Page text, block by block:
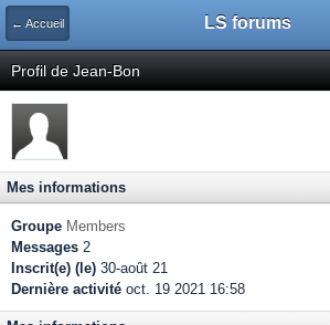
← Accueil LS forums
Profil de Jean-Bon
Mes informations
Groupe Members
Messages 2
Inscrit(e) (le) 30-août 21
Dernière activité oct. 19 2021 16:58